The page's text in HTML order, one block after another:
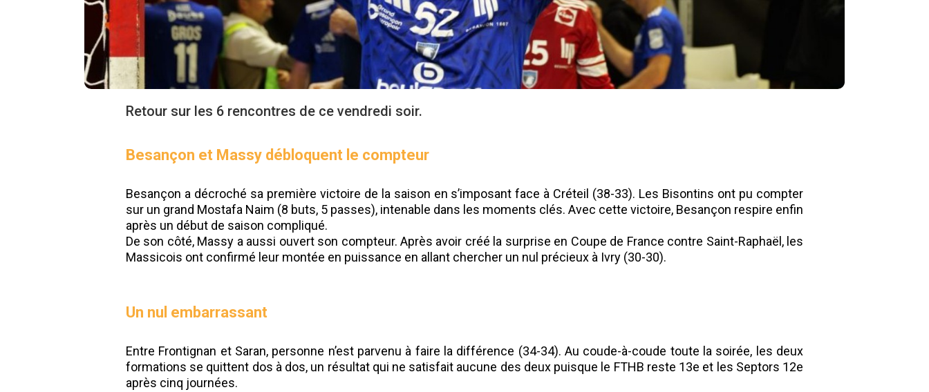
Retour sur les 6 rencontres de ce vendredi soir.
Besançon et Massy débloquent le compteur
Besançon a décroché sa première victoire de la saison en s’imposant face à Créteil (38-33). Les Bisontins ont pu compter
sur un grand Mostafa Naim (8 buts, 5 passes), intenable dans les moments clés. Avec cette victoire, Besançon respire enfin
après un début de saison compliqué.
De son côté, Massy a aussi ouvert son compteur. Après avoir créé la surprise en Coupe de France contre Saint-Raphaël, les
Massicois ont confirmé leur montée en puissance en allant chercher un nul précieux à Ivry (30-30).
Un nul embarrassant
Entre Frontignan et Saran, personne n’est parvenu à faire la différence (34-34). Au coude-à-coude toute la soirée, les deux
formations se quittent dos à dos, un résultat qui ne satisfait aucune des deux puisque le FTHB reste 13e et les Septors 12e
après cinq journées.